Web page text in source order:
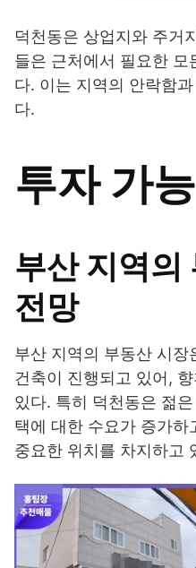
덕천동은 상업지와 주거
들은 근처에서 필요한 모
다. 이는 지역의 안락함
다.
투자 가
부산 지역의
전망
부산 지역의 부동산 시장
건축이 진행되고 있어,
있다. 특히 덕천동은 젊
택에 대한 수요가 증가하
중요한 위치를 차지하고